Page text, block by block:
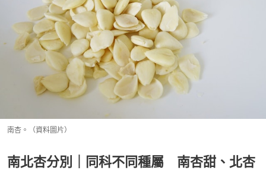
南杏。（資料圖片）
南北杏分別｜同科不同種屬 南杏甜、北杏